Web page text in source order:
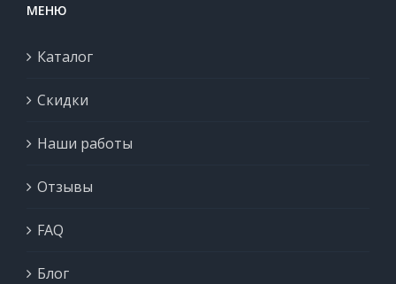
МЕНЮ
Каталог
Скидки
Наши работы
Отзывы
FAQ
Блог